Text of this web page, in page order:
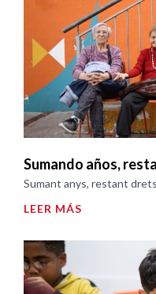
Sumando años,
Sumant anys, restant
LEER MÁS